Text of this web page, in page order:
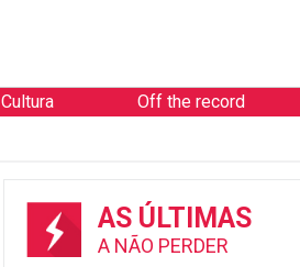
Cultura Off the record
AS ÚLTIMAS
A NÃO PERDER